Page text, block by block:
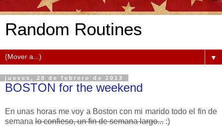
Random Routines
▼
jueves, 28 de febrero de 2013
BOSTON for the weekend
En unas horas me voy a Boston con mi marido todo el fin de
semana lo confieso, un fin de semana largo... :)